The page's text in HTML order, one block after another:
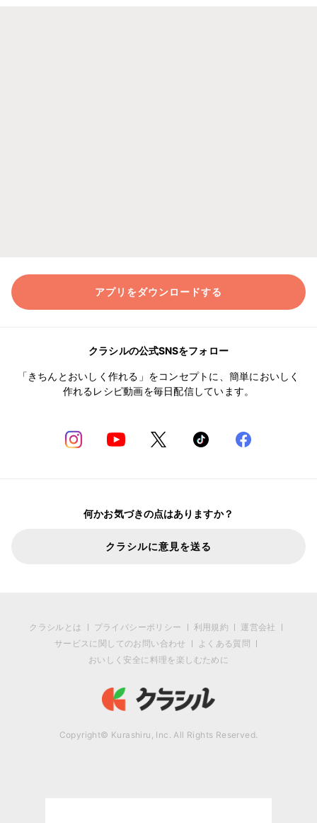
アプリをダウンロードする
クラシルの公式SNSをフォロー
「きちんとおいしく作れる」をコンセプトに、簡単においしく
作れるレシピ動画を毎日配信しています。
何かお気づきの点はありますか？
クラシルに意見を送る
クラシルとは プライバシーポリシー 利用規約
運営会社
サービスに関してのお問い合わせ
よくある質問
おいしく安全に料理を楽しむために
Copyright© Kurashiru, Inc. All Rights Reserved.